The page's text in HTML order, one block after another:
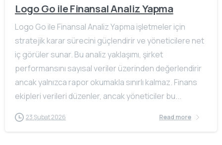
Logo Go ile Finansal Analiz Yapma
Logo Go ile Finansal Analiz Yapma işletmeler için
stratejik karar sürecini güçlendirir ve yöneticilere net
iç görüler sunar. Bu analiz yaklaşımı, şirket
performansını sayısal veriler üzerinden değerlendirir
ancak yalnızca rapor okumakla sınırlı kalmaz. Finans
ekipleri verileri düzenler, ancak yöneticiler bu...
23 Şubat 2026 Read more